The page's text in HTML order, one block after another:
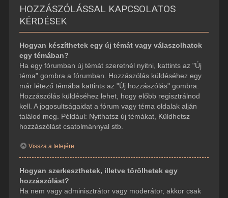
HOZZÁSZÓLÁSSAL KAPCSOLATOS
KÉRDÉSEK
Hogyan készíthetek egy új témát vagy válaszolhatok
egy témában?
Ha egy fórumban új témát szeretnél nyitni, kattints az "Új
téma" gombra a fórumban. Hozzászólás küldéséhez egy
már létező témába kattints az "Új hozzászólás" gombra.
Hozzászólás küldéséhez lehet, hogy előbb regisztrálnod
kell. A jogosultságaidat a fórum vagy téma oldalak alján
találod meg. Például: Nyithatsz új témákat, Küldhetsz
hozzászólást csatolmánnyal stb.
Vissza a tetejére
Hogyan szerkeszthetek, illetve törölhetek egy
hozzászólást?
Ha nem vagy adminisztrátor vagy moderátor, akkor csak